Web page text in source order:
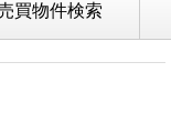
買物件検索